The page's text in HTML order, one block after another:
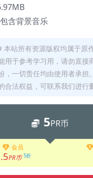
含背景音乐
本站所有资源版权均属于原
用于参考学习用，请勿直接
，一切责任均由使用者承担
合法权益，可联系我们进行
5PR币
会员
PR币 5折